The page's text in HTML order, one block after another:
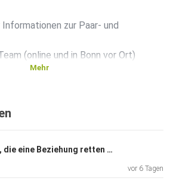
zur ⁠Paar- und
⁠(online und in Bonn vor Ort)
würde.
Mehr
Absprachen, die eine Beziehung retten #195
vor 6 Tagen